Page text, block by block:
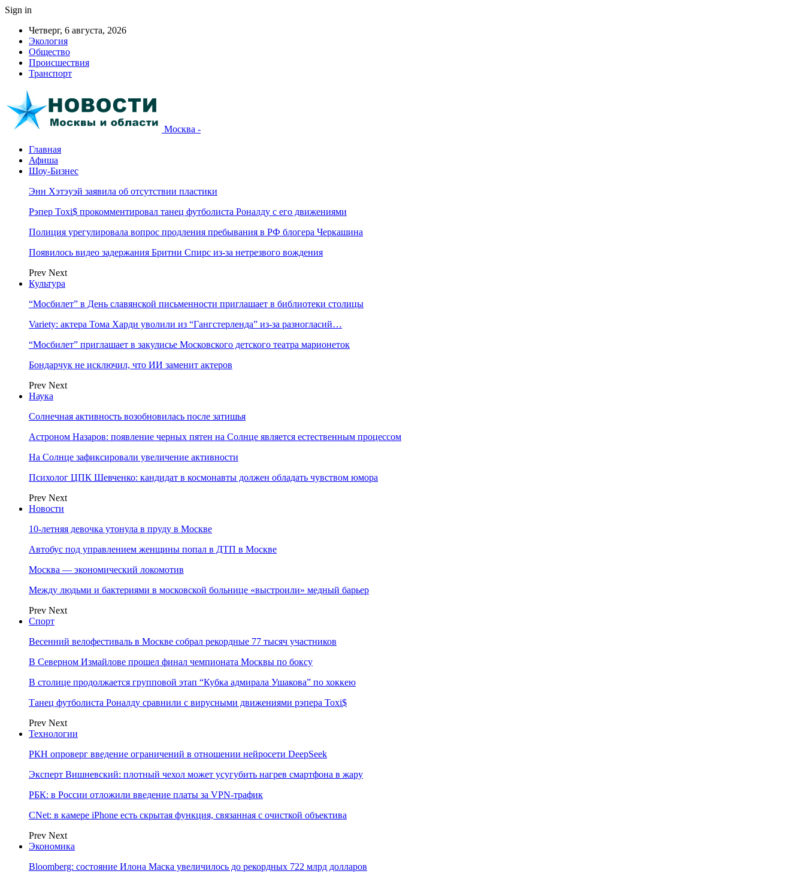
Sign in
Четверг, 6 августа, 2026
Экология
Общество
Происшествия
Транспорт
Москва -
Главная
Афиша
Шоу-Бизнес
Энн Хэтэуэй заявила об отсутствии пластики
Рэпер Toxi$ прокомментировал танец футболиста Роналду с его движениями
Полиция урегулировала вопрос продления пребывания в РФ блогера Черкашина
Появилось видео задержания Бритни Спирс из-за нетрезвого вождения
Prev Next
Культура
“Мосбилет” в День славянской письменности приглашает в библиотеки столицы
Variety: актера Тома Харди уволили из “Гангстерленда” из-за разногласий…
“Мосбилет” приглашает в закулисье Московского детского театра марионеток
Бондарчук не исключил, что ИИ заменит актеров
Prev Next
Наука
Солнечная активность возобновилась после затишья
Астроном Назаров: появление черных пятен на Солнце является естественным процессом
На Солнце зафиксировали увеличение активности
Психолог ЦПК Шевченко: кандидат в космонавты должен обладать чувством юмора
Prev Next
Новости
10-летняя девочка утонула в пруду в Москве
Автобус под управлением женщины попал в ДТП в Москве
Москва — экономический локомотив
Между людьми и бактериями в московской больнице «выстроили» медный барьер
Prev Next
Спорт
Весенний велофестиваль в Москве собрал рекордные 77 тысяч участников
В Северном Измайлове прошел финал чемпионата Москвы по боксу
В столице продолжается групповой этап “Кубка адмирала Ушакова” по хоккею
Танец футболиста Роналду сравнили с вирусными движениями рэпера Toxi$
Prev Next
Технологии
РКН опроверг введение ограничений в отношении нейросети DeepSeek
Эксперт Вишневский: плотный чехол может усугубить нагрев смартфона в жару
РБК: в России отложили введение платы за VPN-трафик
CNet: в камере iPhone есть скрытая функция, связанная с очисткой объектива
Prev Next
Экономика
Bloomberg: состояние Илона Маска увеличилось до рекордных 722 млрд долларов